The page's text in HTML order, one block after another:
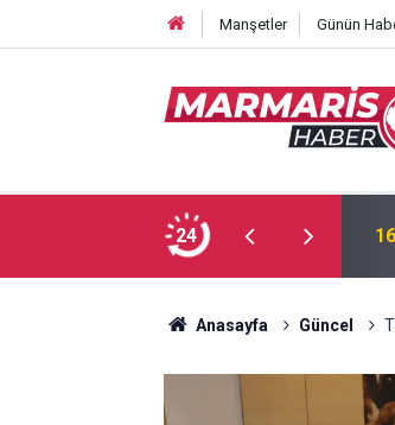
Manşetler Günün
24
son yolculuğuna uğurlandı
Anasayfa Güncel